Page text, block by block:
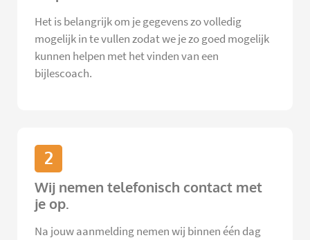
Het is belangrijk om je gegevens zo volledig
mogelijk in te vullen zodat we je zo goed mogelijk
kunnen helpen met het vinden van een
bijlescoach.
2
Wij nemen telefonisch contact met
je op.
Na jouw aanmelding nemen wij binnen één dag